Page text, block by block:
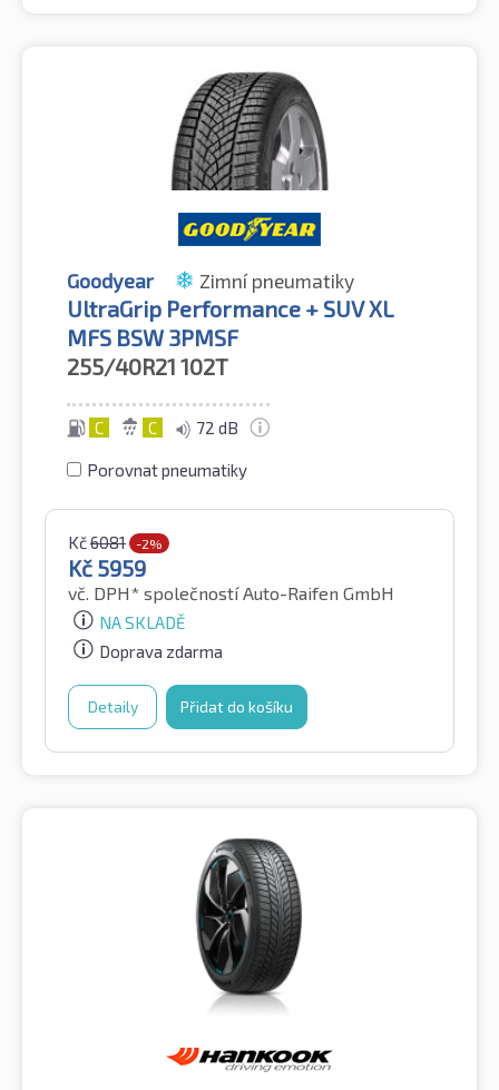
Goodyear Zimní pneumatiky
UltraGrip Performance + SUV XL
MFS BSW 3PMSF
255/40R21 102T
C C 72 dB
Porovnat pneumatiky
Kč6081 -2%
Kč 5959
vč. DPH* společností Auto-Raifen GmbH
NA SKLADĚ
Doprava zdarma
Detaily Přidat do košíku